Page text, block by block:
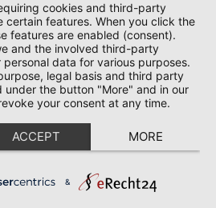
cookies and third-party
certain features. When you click the
features are enabled (consent).
and the involved third-party
data for various purposes.
legal basis and third party
under the button "More" and in our
your consent at any time.
ACCEPT MORE
&